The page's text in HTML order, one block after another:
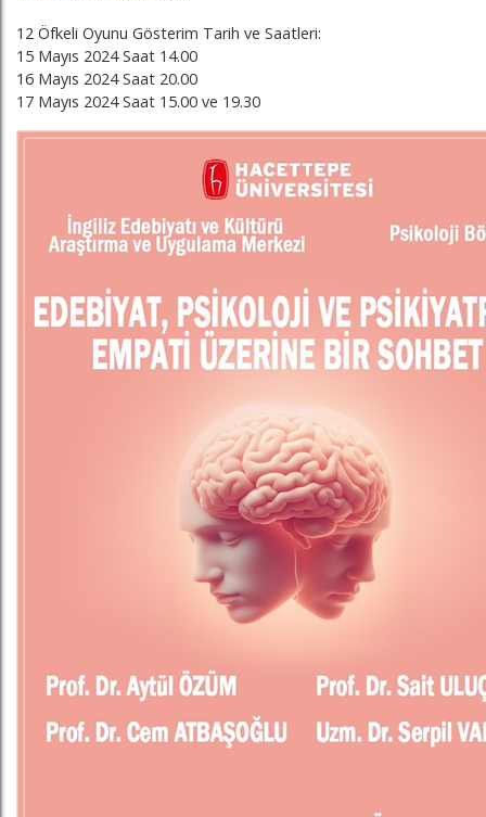
12 Öfkeli Oyunu Gösterim Tarih ve Saatleri:
15 Mayıs 2024 Saat 14.00
16 Mayıs 2024 Saat 20.00
17 Mayıs 2024 Saat 15.00 ve 19.30